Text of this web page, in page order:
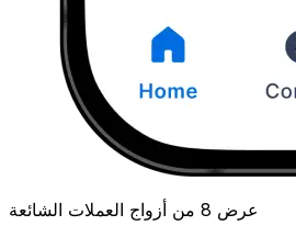
عرض 8 من أزواج العملات الشائعة